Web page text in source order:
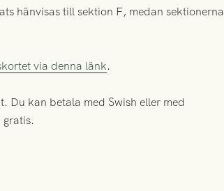
hänvisas till sektion F, medan sektionerna
via denna länk.
Du kan betala med Swish eller med